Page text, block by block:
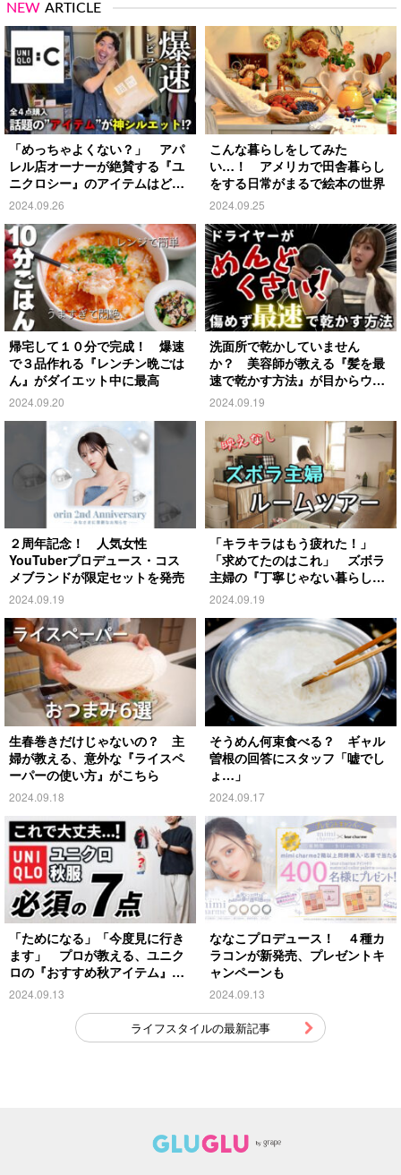
NEW ARTICLE
「めっちゃよくない？」 アパ
レル店オーナーが絶賛する『ユ
ニクロシー』のアイテムはど
れ？
2024.09.26
こんな暮らしをしてみた
い…！ アメリカで田舎暮らし
をする日常がまるで絵本の世界
2024.09.25
帰宅して１０分で完成！ 爆速
で３品作れる『レンチン晩ごは
ん』がダイエット中に最高
2024.09.20
洗面所で乾かしていません
か？ 美容師が教える『髪を最
速で乾かす方法』が目からウロ
コ
2024.09.19
２周年記念！ 人気女性
YouTuberプロデュース・コス
メブランドが限定セットを発売
2024.09.19
「キラキラはもう疲れた！」
「求めてたのはこれ」 ズボラ
主婦の『丁寧じゃない暮らし』
がこちら
2024.09.19
生春巻きだけじゃないの？ 主
婦が教える、意外な『ライスペ
ーパーの使い方』がこちら
2024.09.18
そうめん何束食べる？ ギャル
曽根の回答にスタッフ「嘘でし
ょ…」
2024.09.17
「ためになる」「今度見に行き
ます」 プロが教える、ユニク
ロの『おすすめ秋アイテム』が
こちら
2024.09.13
ななこプロデュース！ ４種カ
ラコンが新発売、プレゼントキ
ャンペーンも
2024.09.13
ライフスタイルの最新記事